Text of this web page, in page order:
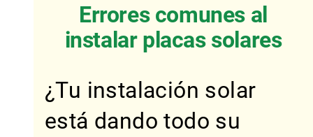
Errores comunes al
instalar placas solares
¿Tu instalación solar
está dando todo su